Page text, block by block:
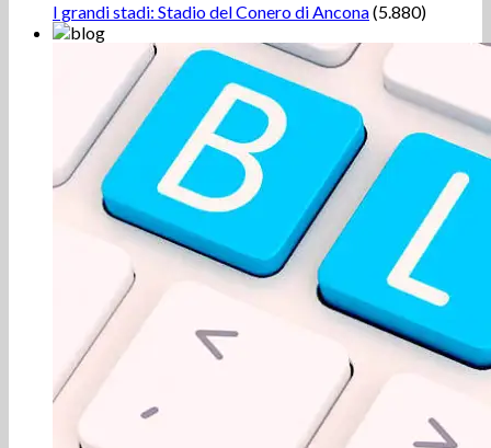
I grandi stadi: Stadio del Conero di Ancona(5.880)